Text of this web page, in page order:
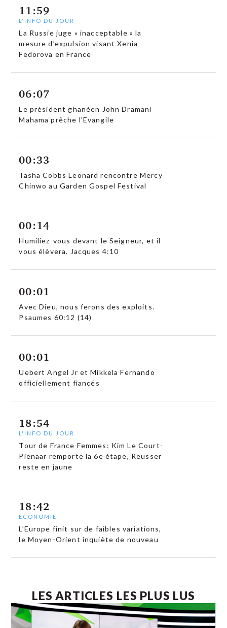
11:59
L'INFO DU JOUR
La Russie juge « inacceptable » la
mesure d’expulsion visant Xenia
Fedorova en France
06:07
Le président ghanéen John Dramani
Mahama prêche l’Evangile
00:33
Tasha Cobbs Leonard rencontre Mercy
Chinwo au Garden Gospel Festival
00:14
Humiliez-vous devant le Seigneur, et il
vous élèvera. Jacques 4:10
00:01
Avec Dieu, nous ferons des exploits.
Psaumes 60:12 (14)
00:01
Uebert Angel Jr et Mikkela Fernando
officiellement fiancés
18:54
L'INFO DU JOUR
Tour de France Femmes: Kim Le Court-
Pienaar remporte la 6e étape, Reusser
reste en jaune
18:42
ECONOMIE
L’Europe finit sur de faibles variations,
le Moyen-Orient inquiète de nouveau
LES ARTICLES LES PLUS LUS